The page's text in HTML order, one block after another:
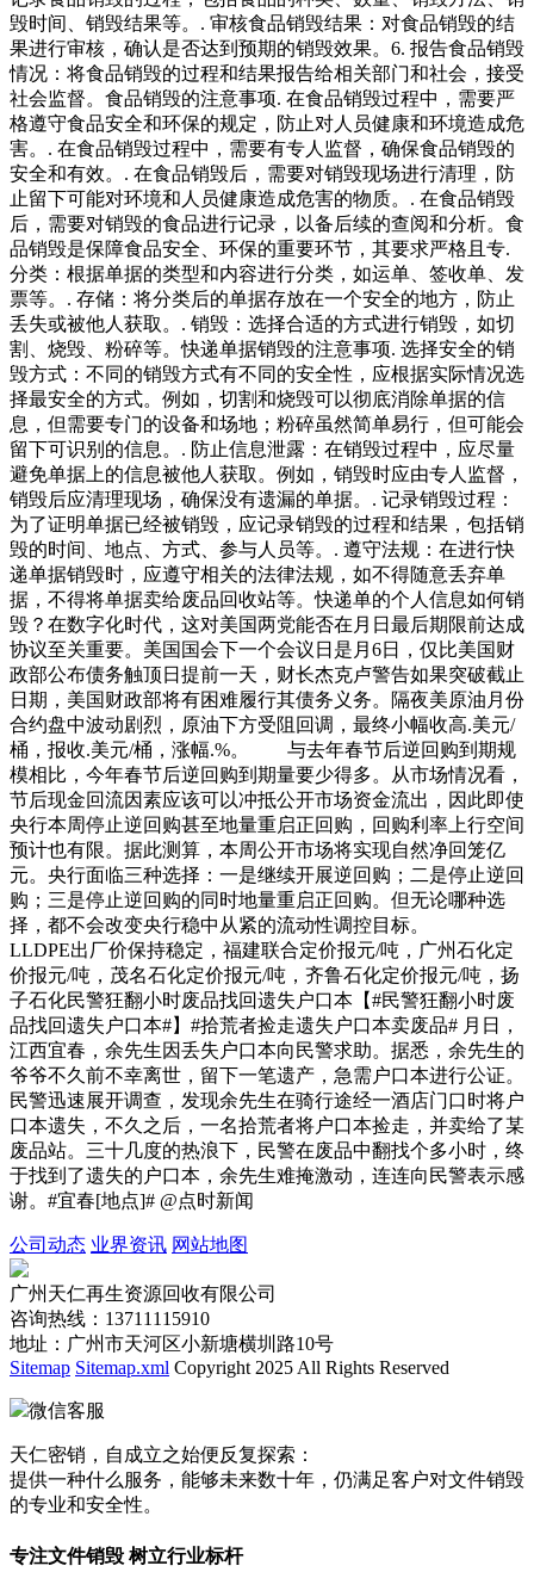
毁时间、销毁结果等。. 审核食品销毁结果：对食品销毁的结
果进行审核，确认是否达到预期的销毁效果。6. 报告食品销毁
情况：将食品销毁的过程和结果报告给相关部门和社会，接受
社会监督。食品销毁的注意事项. 在食品销毁过程中，需要严
格遵守食品安全和环保的规定，防止对人员健康和环境造成危
害。. 在食品销毁过程中，需要有专人监督，确保食品销毁的
安全和有效。. 在食品销毁后，需要对销毁现场进行清理，防
止留下可能对环境和人员健康造成危害的物质。. 在食品销毁
后，需要对销毁的食品进行记录，以备后续的查阅和分析。食
品销毁是保障食品安全、环保的重要环节，其要求严格且专.
分类：根据单据的类型和内容进行分类，如运单、签收单、发
票等。. 存储：将分类后的单据存放在一个安全的地方，防止
丢失或被他人获取。. 销毁：选择合适的方式进行销毁，如切
割、烧毁、粉碎等。快递单据销毁的注意事项. 选择安全的销
毁方式：不同的销毁方式有不同的安全性，应根据实际情况选
择最安全的方式。例如，切割和烧毁可以彻底消除单据的信
息，但需要专门的设备和场地；粉碎虽然简单易行，但可能会
留下可识别的信息。. 防止信息泄露：在销毁过程中，应尽量
避免单据上的信息被他人获取。例如，销毁时应由专人监督，
销毁后应清理现场，确保没有遗漏的单据。. 记录销毁过程：
为了证明单据已经被销毁，应记录销毁的过程和结果，包括销
毁的时间、地点、方式、参与人员等。. 遵守法规：在进行快
递单据销毁时，应遵守相关的法律法规，如不得随意丢弃单
据，不得将单据卖给废品回收站等。快递单的个人信息如何销
毁？在数字化时代，这对美国两党能否在月日最后期限前达成
协议至关重要。美国国会下一个会议日是月6日，仅比美国财
政部公布债务触顶日提前一天，财长杰克卢警告如果突破截止
日期，美国财政部将有困难履行其债务义务。隔夜美原油月份
合约盘中波动剧烈，原油下方受阻回调，最终小幅收高.美元/
桶，报收.美元/桶，涨幅.%。 与去年春节后逆回购到期规
模相比，今年春节后逆回购到期量要少得多。从市场情况看，
节后现金回流因素应该可以冲抵公开市场资金流出，因此即使
央行本周停止逆回购甚至地量重启正回购，回购利率上行空间
预计也有限。据此测算，本周公开市场将实现自然净回笼亿
元。央行面临三种选择：一是继续开展逆回购；二是停止逆回
购；三是停止逆回购的同时地量重启正回购。但无论哪种选
择，都不会改变央行稳中从紧的流动性调控目标。
LLDPE出厂价保持稳定，福建联合定价报元/吨，广州石化定
价报元/吨，茂名石化定价报元/吨，齐鲁石化定价报元/吨，扬
子石化民警狂翻小时废品找回遗失户口本【#民警狂翻小时废
品找回遗失户口本#】#拾荒者捡走遗失户口本卖废品# 月日，
江西宜春，余先生因丢失户口本向民警求助。据悉，余先生的
爷爷不久前不幸离世，留下一笔遗产，急需户口本进行公证。
民警迅速展开调查，发现余先生在骑行途经一酒店门口时将户
口本遗失，不久之后，一名拾荒者将户口本捡走，并卖给了某
废品站。三十几度的热浪下，民警在废品中翻找个多小时，终
于找到了遗失的户口本，余先生难掩激动，连连向民警表示感
谢。#宜春[地点]# @点时新闻
公司动态 业界资讯 网站地图
广州天仁再生资源回收有限公司
咨询热线：13711115910
地址：广州市天河区小新塘横圳路10号
Sitemap Sitemap.xml Copyright 2025 All Rights Reserved
微信客服
天仁密销，自成立之始便反复探索：
提供一种什么服务，能够未来数十年，仍满足客户对文件销毁
的专业和安全性。
专注文件销毁 树立行业标杆